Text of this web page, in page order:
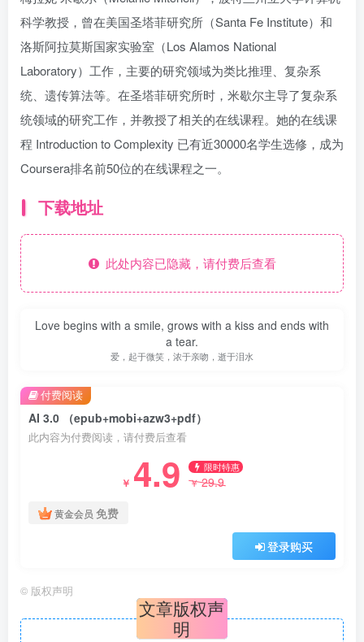
科学教授，曾在美国圣塔菲研究所（Santa Fe Institute）和
洛斯阿拉莫斯国家实验室（Los Alamos National
Laboratory）工作，主要的研究领域为类比推理、复杂系
统、遗传算法等。在圣塔菲研究所时，米歇尔主导了复杂系
统领域的研究工作，并教授了相关的在线课程。她的在线课
程 Introduction to Complexity 已有近30000名学生选修，成为
Coursera排名前50位的在线课程之一。
下载地址
此处内容已隐藏，请付费后查看
Love begins with a smile, grows with a kiss and ends with
a tear.
爱，起于微笑，浓于亲吻，逝于泪水
AI 3.0 （epub+mobi+azw3+pdf）
此内容为付费阅读，请付费后查看
￥ 4.9 限时特惠
￥29.9
黄金会员 免费
登录购买
付费阅读
© 版权声明
文章版权声
明